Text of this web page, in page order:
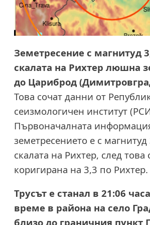
Земетресение с магнитуд
скалата на Рихтер люшна
до Цариброд
Това сочат данни от
сеизмологичен институт
Първоначалната
земетресението е с
скалата на Рихтер, след
коригирана на 3,3 по Рихтер.
Трусът е станал в 21:06
време в района на село
близо до граничния пункт